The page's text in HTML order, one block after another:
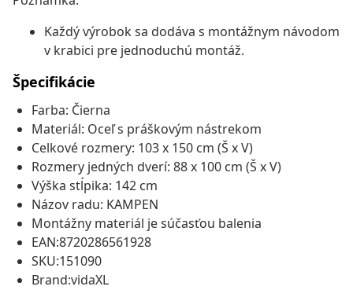
Každý výrobok sa dodáva s montážnym návodom
v krabici pre jednoduchú montáž.
Špecifikácie
Farba: Čierna
Materiál: Oceľ s práškovým nástrekom
Celkové rozmery: 103 x 150 cm (Š x V)
Rozmery jedných dverí: 88 x 100 cm (Š x V)
Výška stĺpika: 142 cm
Názov radu: KAMPEN
Montážny materiál je súčasťou balenia
EAN:8720286561928
SKU:151090
Brand:vidaXL